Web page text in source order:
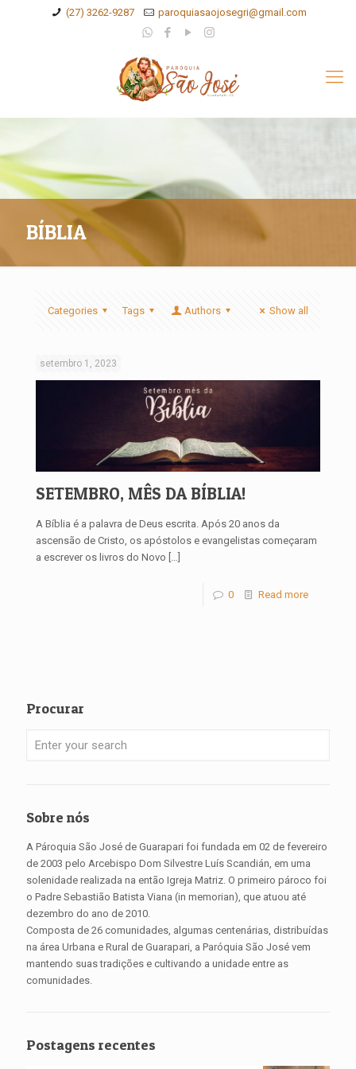
(27) 3262-9287 paroquiasaojosegri@gmail.com
BÍBLIA
Categories Tags Authors Show all
setembro 1, 2023
SETEMBRO, MÊS DA BÍBLIA!
A Bíblia é a palavra de Deus escrita. Após 20 anos da
ascensão de Cristo, os apóstolos e evangelistas começaram
a escrever os livros do Novo […]
0 Read more
Procurar
Sobre nós
A Pároquia São José de Guarapari foi fundada em 02 de fevereiro
de 2003 pelo Arcebispo Dom Silvestre Luís Scandián, em uma
solenidade realizada na então Igreja Matriz. O primeiro pároco foi
o Padre Sebastião Batista Viana (in memorian), que atuou até
dezembro do ano de 2010.
Composta de 26 comunidades, algumas centenárias, distribuídas
na área Urbana e Rural de Guarapari, a Paróquia São José vem
mantendo suas tradições e cultivando a unidade entre as
comunidades.
Postagens recentes